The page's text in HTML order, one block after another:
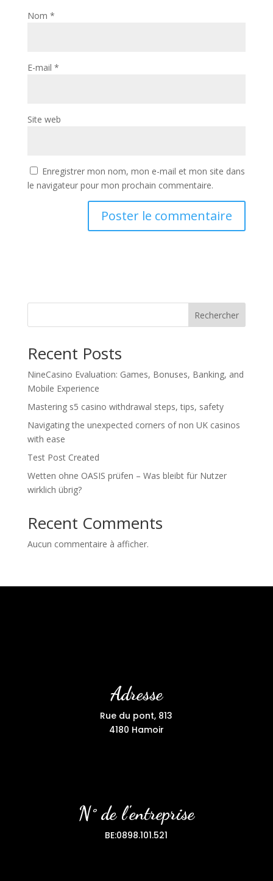
Nom *
E-mail *
Site web
Enregistrer mon nom, mon e-mail et mon site dans
le navigateur pour mon prochain commentaire.
Rechercher
Recent Posts
NineCasino Evaluation: Games, Bonuses, Banking, and
Mobile Experience
Mastering s5 casino withdrawal steps, tips, safety
Navigating the unexpected corners of non UK casinos
with ease
Test Post Created
Wetten ohne OASIS prüfen – Was bleibt für Nutzer
wirklich übrig?
Recent Comments
Aucun commentaire à afficher.
Adresse
Rue du pont, 813
4180 Hamoir
N° de l'entreprise
BE:0898.101.521